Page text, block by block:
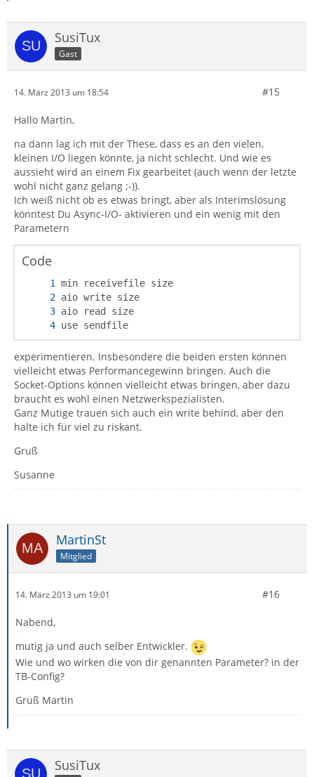
SusiTux
Gast
14. März 2013 um 18:54 #15
Hallo Martin,
na dann lag ich mit der These, dass es an den vielen,
kleinen I/O liegen könnte, ja nicht schlecht. Und wie es
aussieht wird an einem Fix gearbeitet (auch wenn der letzte
wohl nicht ganz gelang ;-)).
Ich weiß nicht ob es etwas bringt, aber als Interimslösung
könntest Du Async-I/O- aktivieren und ein wenig mit den
Parametern
Code
use sendfile
experimentieren. Insbesondere die beiden ersten können
vielleicht etwas Performancegewinn bringen. Auch die
Socket-Options können vielleicht etwas bringen, aber dazu
braucht es wohl einen Netzwerkspezialisten.
Ganz Mutige trauen sich auch ein write behind, aber den
halte ich für viel zu riskant.
Gruß
Susanne
MartinSt
Mitglied
14. März 2013 um 19:01 #16
Nabend,
mutig ja und auch selber Entwickler.
Wie und wo wirken die von dir genannten Parameter? in der
TB-Config?
Gruß Martin
SusiTux